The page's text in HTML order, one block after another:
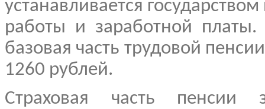
устанавливается
работы и заработной
базовая часть трудовой
1260 рублей.
Страховая часть пенсии